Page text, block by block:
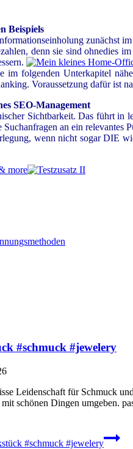
Beispiels
zunächst
denn sie sind ohnedies
folgenden Unterkapitel
Voraussetzung dafür
SEO-Management
Sichtbarkeit. Das führt in
Suchanfragen an ein
wenn nicht sogar DIE
#schmuck #jewelery
Leidenschaft für Schmuck
schönen Dingen umgeben.
#schmuck #jewelery